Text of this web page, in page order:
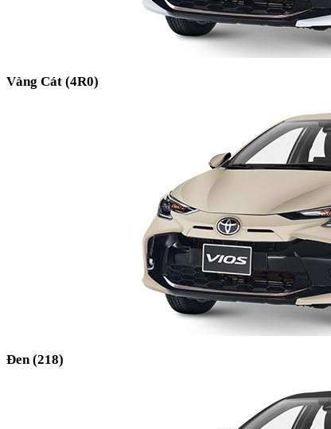
Vàng Cát (4R0)
Đen (218)